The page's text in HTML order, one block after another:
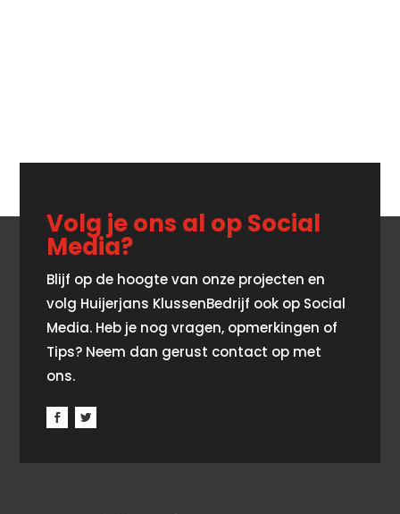
Volg je ons al op Social
Media?
Blijf op de hoogte van onze projecten en
volg Huijerjans KlussenBedrijf ook op Social
Media. Heb je nog vragen, opmerkingen of
Tips? Neem dan gerust contact op met
ons.